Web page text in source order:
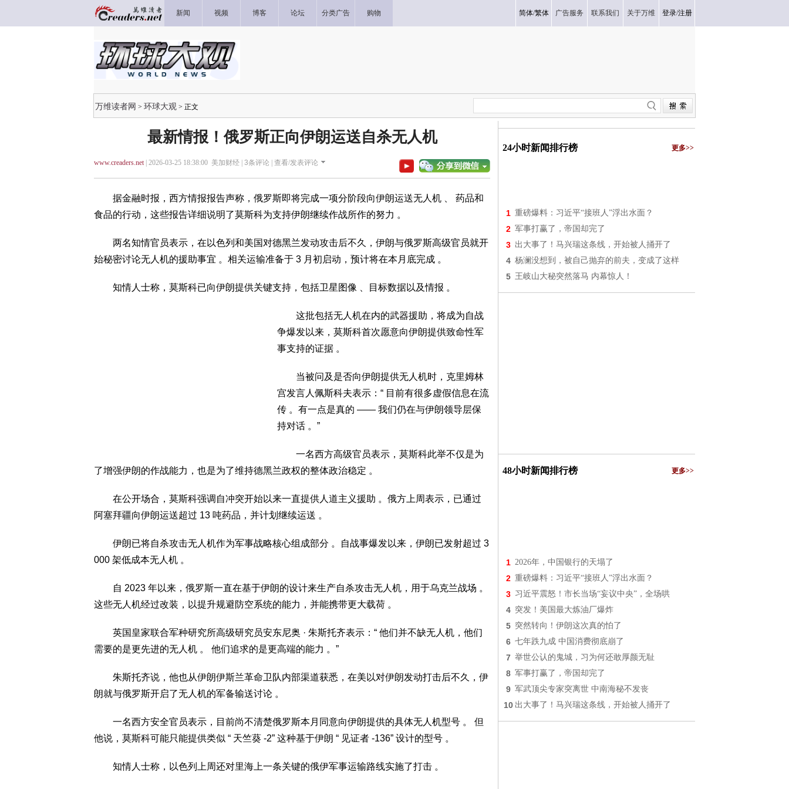
新闻 视频 博客 论坛 分类广告 购物 简体/繁体 广告服务 联系我们 关于万维 登录/注册
万维读者网 > 环球大观 > 正文
最新情报！俄罗斯正向伊朗运送自杀无人机
www.creaders.net| 2026-03-25 18:38:00 美加财经 | 3条评论 | 查看/发表评论
据金融时报，西方情报报告声称，俄罗斯即将完成一项分阶段向伊朗运送无人机 、 药品和
食品的行动，这些报告详细说明了莫斯科为支持伊朗继续作战所作的努力 。
两名知情官员表示，在以色列和美国对德黑兰发动攻击后不久，伊朗与俄罗斯高级官员就开
始秘密讨论无人机的援助事宜 。相关运输准备于 3 月初启动，预计将在本月底完成 。
知情人士称，莫斯科已向伊朗提供关键支持，包括卫星图像 、目标数据以及情报 。
这批包括无人机在内的武器援助，将成为自战
争爆发以来，莫斯科首次愿意向伊朗提供致命性军
事支持的证据 。
当被问及是否向伊朗提供无人机时，克里姆林
宫发言人佩斯科夫表示：“ 目前有很多虚假信息在流
传 。有一点是真的 —— 我们仍在与伊朗领导层保
持对话 。”
一名西方高级官员表示，莫斯科此举不仅是为
了增强伊朗的作战能力，也是为了维持德黑兰政权的整体政治稳定 。
在公开场合，莫斯科强调自冲突开始以来一直提供人道主义援助 。俄方上周表示，已通过
阿塞拜疆向伊朗运送超过 13 吨药品，并计划继续运送 。
伊朗已将自杀攻击无人机作为军事战略核心组成部分 。自战事爆发以来，伊朗已发射超过 3
000 架低成本无人机 。
自 2023 年以来，俄罗斯一直在基于伊朗的设计来生产自杀攻击无人机，用于乌克兰战场 。
这些无人机经过改装，以提升规避防空系统的能力，并能携带更大载荷 。
英国皇家联合军种研究所高级研究员安东尼奥 · 朱斯托齐表示：“ 他们并不缺无人机，他们
需要的是更先进的无人机 。 他们追求的是更高端的能力 。”
朱斯托齐说，他也从伊朗伊斯兰革命卫队内部渠道获悉，在美以对伊朗发动打击后不久，伊
朗就与俄罗斯开启了无人机的军备输送讨论 。
一名西方安全官员表示，目前尚不清楚俄罗斯本月同意向伊朗提供的具体无人机型号 。 但
他说，莫斯科可能只能提供类似 “ 天竺葵 -2” 这种基于伊朗 “ 见证者 -136” 设计的型号 。
知情人士称，以色列上周还对里海上一条关键的俄伊军事运输路线实施了打击 。
24小时新闻排行榜 更多>>
1 重磅爆料：习近平“接班人”浮出水面？
2 军事打赢了，帝国却完了
3 出大事了！马兴瑞这条线，开始被人捅开了
4 杨澜没想到，被自己抛弃的前夫，变成了这样
5 王岐山大秘突然落马 内幕惊人！
48小时新闻排行榜 更多>>
1 2026年，中国银行的天塌了
2 重磅爆料：习近平“接班人”浮出水面？
3 习近平震怒！市长当场“妄议中央”，全场哄
4 突发！美国最大炼油厂爆炸
5 突然转向！伊朗这次真的怕了
6 七年跌九成 中国消费彻底崩了
7 举世公认的鬼城，习为何还敢厚颜无耻
8 军事打赢了，帝国却完了
9 军武顶尖专家突离世 中南海秘不发丧
10 出大事了！马兴瑞这条线，开始被人捅开了